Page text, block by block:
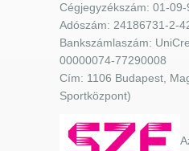
Cégjegyzékszám: 01-
Adószám: 24186731-2-
Bankszámlaszám:
00000074-77290008
Cím: 1106 Budapest,
Sportközpont)